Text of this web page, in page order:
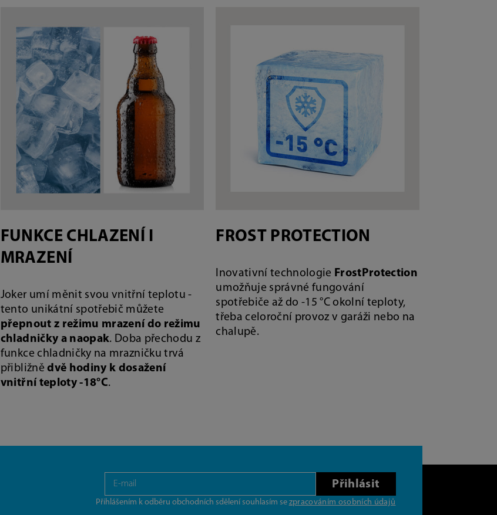
FUNKCE CHLAZENÍ I
MRAZENÍ
Joker umí měnit svou vnitřní teplotu -
tento unikátní spotřebič můžete
přepnout z režimu mrazení do režimu
chladničky a naopak. Doba přechodu z
funkce chladničky na mrazničku trvá
přibližnědvě hodiny k dosažení
vnitřní teploty -18°C.
FROST PROTECTION
Inovativní technologie FrostProtection
umožňuje správné fungování
spotřebiče až do -15 °C okolní teploty,
třeba celoroční provoz v garáži nebo na
chalupě.
Přihlásit
Přihlášením k odběru obchodních sdělení souhlasím se zpracováním osobních údajů